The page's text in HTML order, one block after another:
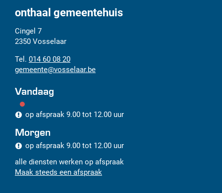
onthaal gemeentehuis
Adres
Cingel 7
2350 Vosselaar
Tel.
014 60 08 20
E-
mail
gemeente@vosselaar.be
Vandaag
op afspraak 9.00 tot 12.00 uur
Morgen
op afspraak 9.00 tot 12.00 uur
alle diensten werken op afspraak
Maak steeds een afspraak